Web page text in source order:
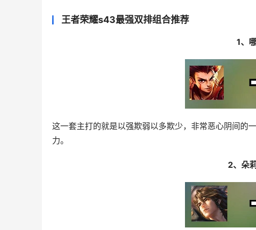
王者荣耀s43最强双排组合推荐
1、
这一套主打的就是以强欺弱以多欺少，非常恶心阴间的
力。
2、朵